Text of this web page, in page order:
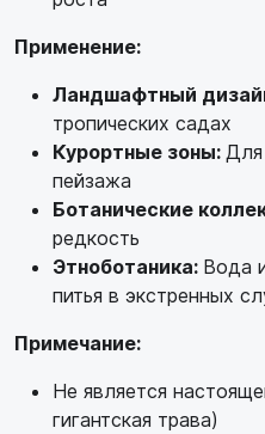
Применение:
Ландшафтный
тропических садах
Курортные зоны: Для
пейзажа
Ботанические
редкость
Этноботаника: Вода
питья в экстренных
Примечание:
Не является
гигантская трава)